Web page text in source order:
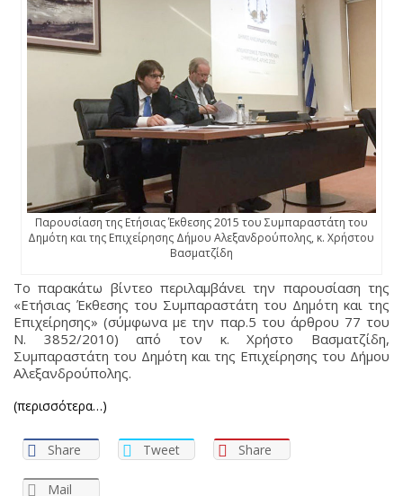
Παρουσίαση της Ετήσιας Έκθεσης 2015 του Συμπαραστάτη του
Δημότη και της Επιχείρησης Δήμου Αλεξανδρούπολης, κ. Χρήστου
Βασματζίδη
Το παρακάτω βίντεο περιλαμβάνει την παρουσίαση της
«Ετήσιας Έκθεσης του Συμπαραστάτη του Δημότη και της
Επιχείρησης» (σύμφωνα με την παρ.5 του άρθρου 77 του
Ν. 3852/2010) από τον κ. Χρήστο Βασματζίδη,
Συμπαραστάτη του Δημότη και της Επιχείρησης του Δήμου
Αλεξανδρούπολης.
(περισσότερα…)
Share Tweet Share
Mail